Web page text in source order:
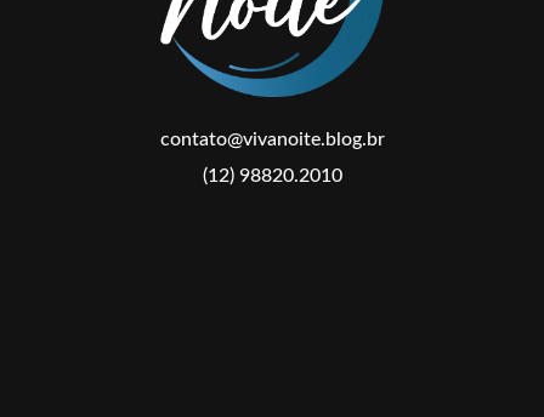
contato@vivanoite.blog.br
(12) 98820.2010